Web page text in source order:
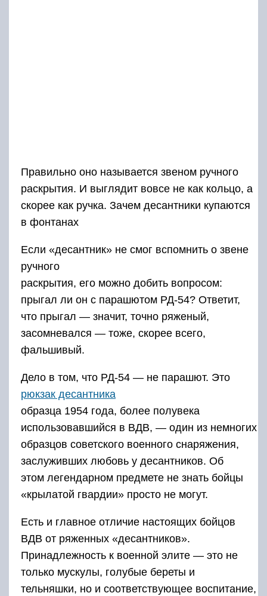
Правильно оно называется звеном ручного
раскрытия. И выглядит вовсе не как кольцо, а
скорее как ручка. Зачем десантники купаются
в фонтанах
Если «десантник» не смог вспомнить о звене
ручного
раскрытия, его можно добить вопросом:
прыгал ли он с парашютом РД-54? Ответит,
что прыгал — значит, точно ряженый,
засомневался — тоже, скорее всего,
фальшивый.
Дело в том, что РД-54 — не парашют. Это
рюкзак десантника
образца 1954 года, более полувека
использовавшийся в ВДВ, — один из немногих
образцов советского военного снаряжения,
заслуживших любовь у десантников. Об
этом легендарном предмете не знать бойцы
«крылатой гвардии» просто не могут.
Есть и главное отличие настоящих бойцов
ВДВ от ряженных «десантников».
Принадлежность к военной элите — это не
только мускулы, голубые береты и
тельняшки, но и соответствующее воспитание,